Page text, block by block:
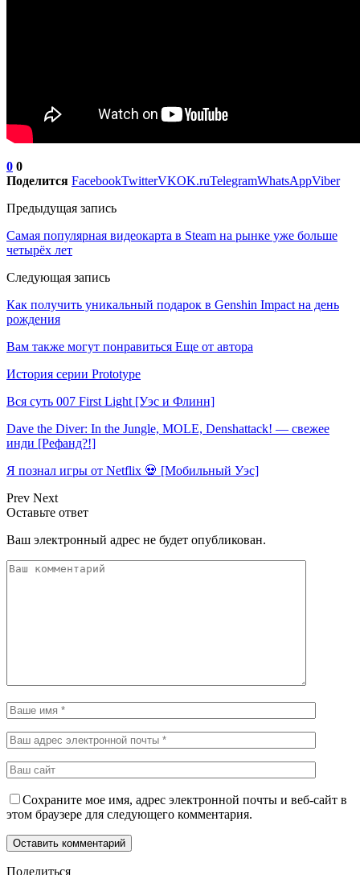
0 0
Поделится FacebookTwitterVKOK.ruTelegramWhatsAppViber
Предыдущая запись
Самая популярная видеокарта в Steam на рынке уже больше
четырёх лет
Следующая запись
Как получить уникальный подарок в Genshin Impact на день
рождения
Вам также могут понравиться Еще от автора
История серии Prototype
Вся суть 007 First Light [Уэс и Флинн]
Dave the Diver: In the Jungle, MOLE, Denshattack! — свежее
инди [Рефанд?!]
Я познал игры от Netflix 💀 [Мобильный Уэс]
Prev Next
Оставьте ответ
Ваш электронный адрес не будет опубликован.
Сохраните мое имя, адрес электронной почты и веб-сайт в
этом браузере для следующего комментария.
Поделиться